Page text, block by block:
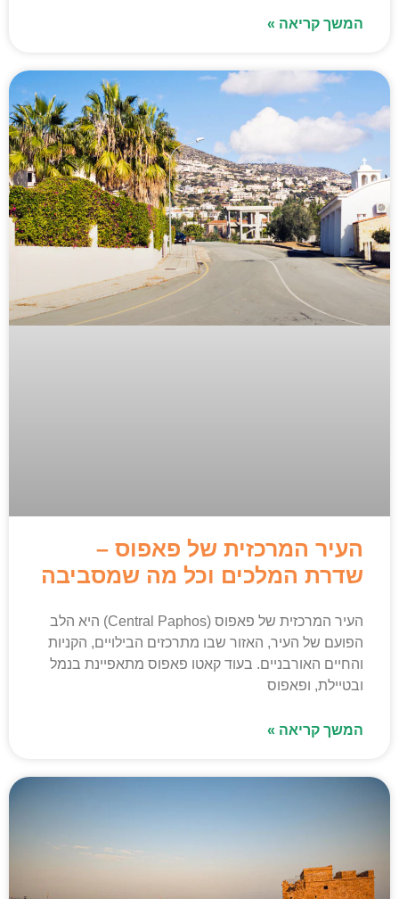
המשך קריאה »
העיר המרכזית של פאפוס –
שדרת המלכים וכל מה שמסביבה
העיר המרכזית של פאפוס (Central Paphos) היא הלב
הפועם של העיר, האזור שבו מתרכזים הבילויים, הקניות
והחיים האורבניים. בעוד קאטו פאפוס מתאפיינת בנמל
ובטיילת, ופאפוס
המשך קריאה »